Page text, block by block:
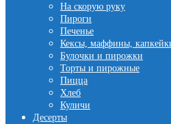
На скорую руку
Пироги
Печенье
Кексы, маффины,
Булочки и пирожки
Торты и пирожные
Пицца
Хлеб
Куличи
Десерты